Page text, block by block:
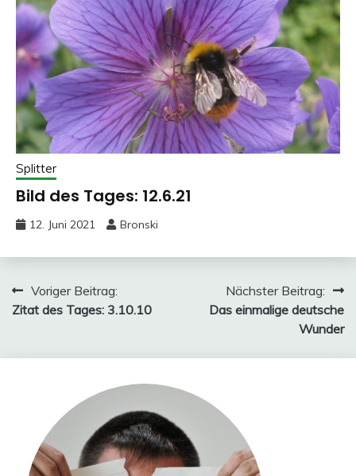
Splitter
Bild des Tages: 12.6.21
12. Juni 2021 Bronski
Beitragsnavigation
Voriger Beitrag:
Zitat des Tages: 3.10.10
Nächster Beitrag:
Das einmalige deutsche
Wunder